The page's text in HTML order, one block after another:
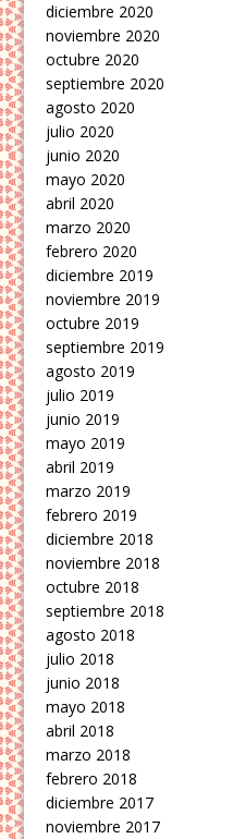
diciembre 2020
noviembre 2020
octubre 2020
septiembre 2020
agosto 2020
julio 2020
junio 2020
mayo 2020
abril 2020
marzo 2020
febrero 2020
diciembre 2019
noviembre 2019
octubre 2019
septiembre 2019
agosto 2019
julio 2019
junio 2019
mayo 2019
abril 2019
marzo 2019
febrero 2019
diciembre 2018
noviembre 2018
octubre 2018
septiembre 2018
agosto 2018
julio 2018
junio 2018
mayo 2018
abril 2018
marzo 2018
febrero 2018
diciembre 2017
noviembre 2017